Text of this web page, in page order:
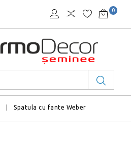
0
Spatula cu fante Weber